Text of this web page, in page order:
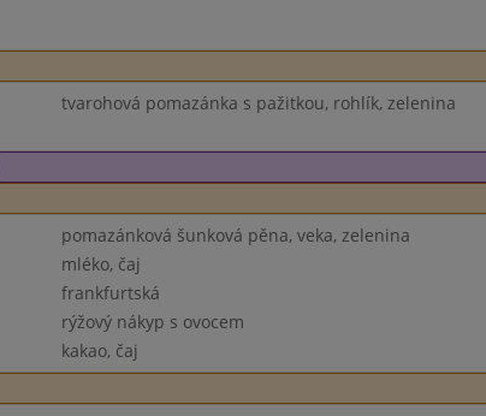
tvarohová pomazánka s pažitkou, rohlík, zelenina
pomazánková šunková pěna, veka, zelenina
mléko, čaj
frankfurtská
rýžový nákyp s ovocem
kakao, čaj